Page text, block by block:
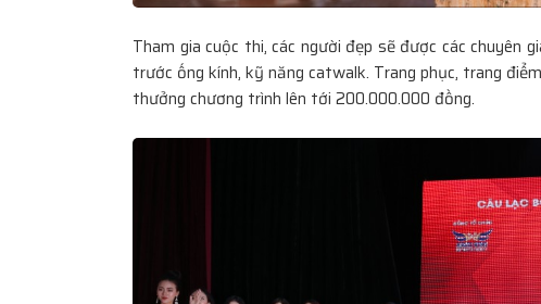
Tham gia cuộc thi, các người đẹp sẽ được các chuyên
trước ống kính, kỹ năng catwalk. Trang phục, trang
thưởng chương trình lên tới 200.000.000 đồng.